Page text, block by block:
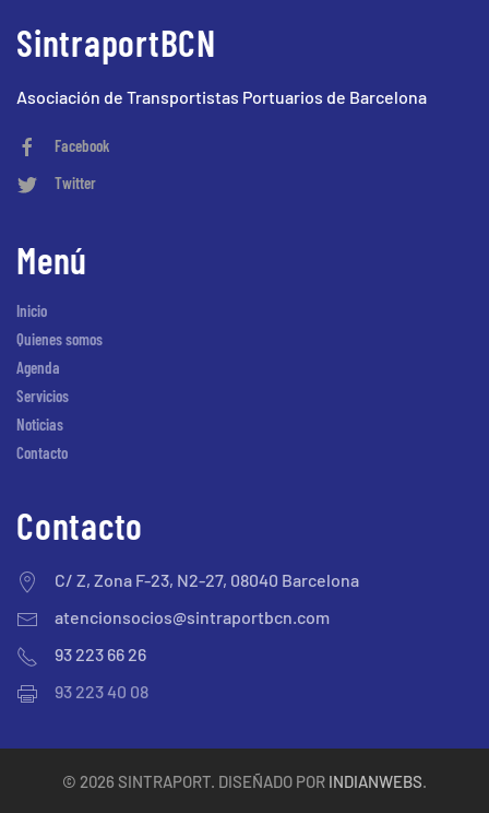
SintraportBCN
Asociación de Transportistas Portuarios de Barcelona
Facebook
Twitter
Menú
Inicio
Quienes somos
Agenda
Servicios
Noticias
Contacto
Contacto
C/ Z, Zona F-23, N2-27, 08040 Barcelona
atencionsocios@sintraportbcn.com
93 223 66 26
93 223 40 08
© 2026 SINTRAPORT. DISEÑADO POR INDIANWEBS.